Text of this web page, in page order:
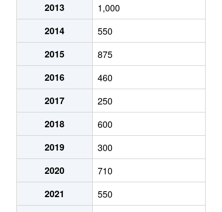
2013
1,000
2014
550
2015
875
2016
460
2017
250
2018
600
2019
300
2020
710
2021
550